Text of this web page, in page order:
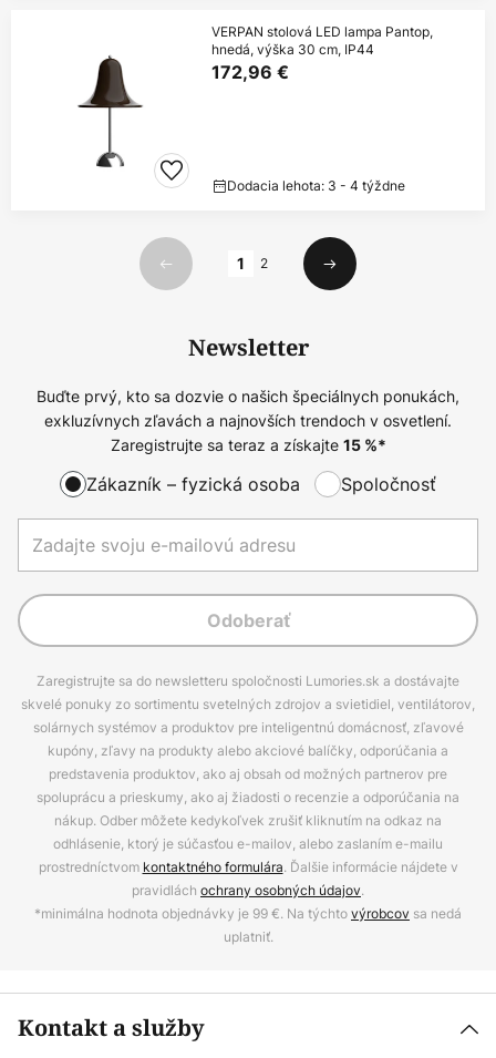
VERPAN stolová LED lampa Pantop,
hnedá, výška 30 cm, IP44
172,96 €
Dodacia lehota: 3 - 4 týždne
Predchádzajúci
1 2
Ďalší
Newsletter
Buďte prvý, kto sa dozvie o našich špeciálnych ponukách,
exkluzívnych zľavách a najnovších trendoch v osvetlení.
Zaregistrujte sa teraz a získajte 15%*
Zákazník – fyzická osoba Spoločnosť
Odoberať
Zaregistrujte sa do newsletteru spoločnosti Lumories.sk a dostávajte
skvelé ponuky zo sortimentu svetelných zdrojov a svietidiel, ventilátorov,
solárnych systémov a produktov pre inteligentnú domácnosť, zľavové
kupóny, zľavy na produkty alebo akciové balíčky, odporúčania a
predstavenia produktov, ako aj obsah od možných partnerov pre
spoluprácu a prieskumy, ako aj žiadosti o recenzie a odporúčania na
nákup. Odber môžete kedykoľvek zrušiť kliknutím na odkaz na
odhlásenie, ktorý je súčasťou e-mailov, alebo zaslaním e-mailu
prostredníctvom kontaktného formulára. Ďalšie informácie nájdete v
pravidlách ochrany osobných údajov.
*minimálna hodnota objednávky je 99 €. Na týchtovýrobcov sa nedá
uplatniť.
Kontakt a služby